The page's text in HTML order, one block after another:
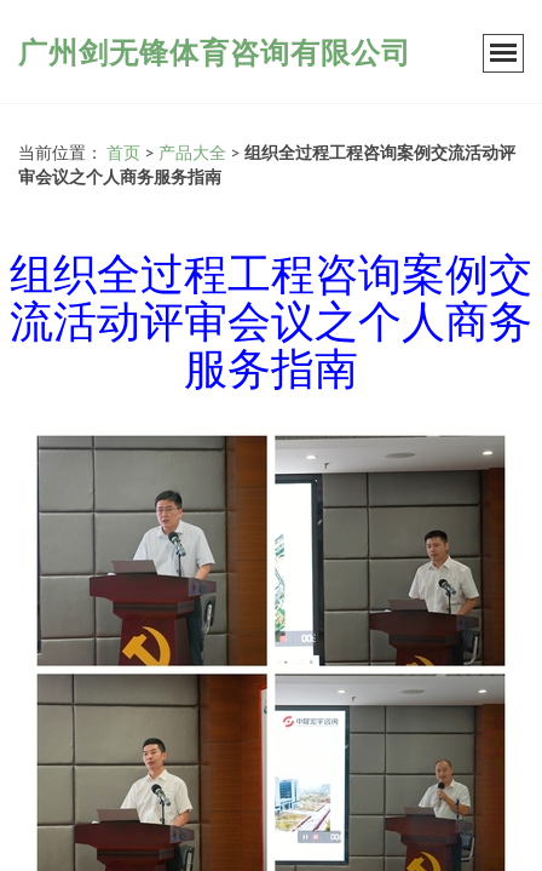
广州剑无锋体育咨询有限公司
当前位置： 首页 > 产品大全 > 组织全过程工程咨询案例交流活动评
审会议之个人商务服务指南
组织全过程工程咨询案例交
流活动评审会议之个人商务
服务指南